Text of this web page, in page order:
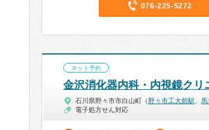
076-225-5272
ネット予約
金沢消化器内科・内視鏡クリ
石川県野々市市白山町（野々市工大前駅 馬
電子処方せん対応